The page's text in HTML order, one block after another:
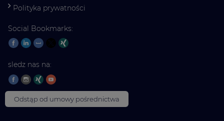
Polityka prywatności
Social Bookmarks:
sledz nas na:
Odstąp od umowy pośrednictwa